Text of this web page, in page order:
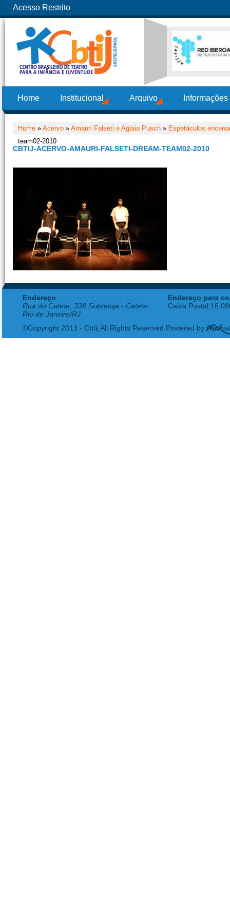
Acesso Restrito
Home Institucional Arquivo
Home » Acervo » Amauri Falseti e Aglaia Pusch » Espetáculos
team02-2010
CBTIJ-ACERVO-AMAURI-FALSETI-DREAM-TEAM02-2010
Endereço
Rua do Catete, 338 Sobreloja - Catete
Rio de Janeiro/RJ
Endereço para
Caixa Postal
©Copyright 2013 - Cbtij All Rights Reserved Powered by: